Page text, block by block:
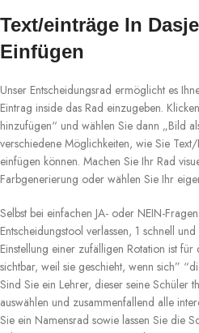
Text/einträge In
Einfügen
Unser Entscheidungsrad ermöglicht es
Eintrag inside das Rad einzugeben.
hinzufügen“ und wählen Sie dann „Bild
verschiedene Möglichkeiten, wie Sie
einfügen können. Machen Sie Ihr Rad
Farbgenerierung oder wählen Sie Ihr
Selbst bei einfachen JA- oder NEIN-
Entscheidungstool verlassen, 1 schnell
Einstellung einer zufälligen Rotation ist
sichtbar, weil sie geschieht, wenn sich”
Sind Sie ein Lehrer, dieser seine Schüler
auswählen und zusammenfallend alle
Sie ein Namensrad sowie lassen Sie die